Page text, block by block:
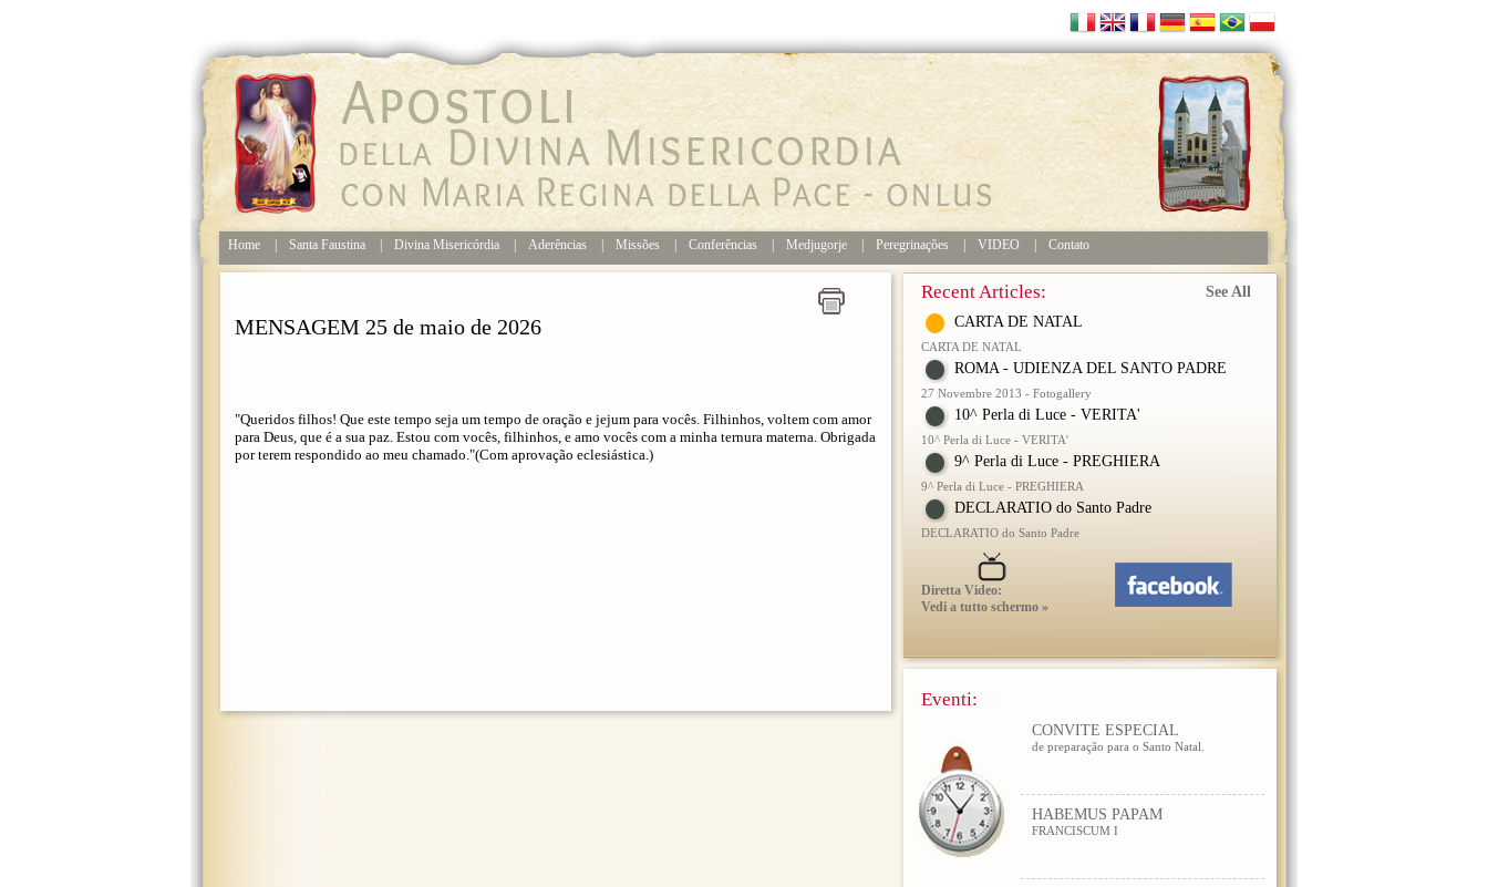
Home Santa Faustina Divina Misericórdia Aderências Missões Conferências Medjugorje Peregrinações VIDEO Contato
MENSAGEM 25 de maio de 2026
"Queridos filhos! Que este tempo seja um tempo de oração e jejum para vocês. Filhinhos, voltem com amor
para Deus, que é a sua paz. Estou com vocês, filhinhos, e amo vocês com a minha ternura materna. Obrigada
por terem respondido ao meu chamado."(Com aprovação eclesiástica.)
Recent Articles:
See All
CARTA DE NATAL
CARTA DE NATAL
ROMA - UDIENZA DEL SANTO PADRE
27 Novembre 2013 - Fotogallery
10^ Perla di Luce - VERITA'
10^ Perla di Luce - VERITA'
9^ Perla di Luce - PREGHIERA
9^ Perla di Luce - PREGHIERA
DECLARATIO do Santo Padre
DECLARATIO do Santo Padre
Diretta Video:
Vedi a tutto schermo »
Eventi:
CONVITE ESPECIAL
de preparação para o Santo Natal.
HABEMUS PAPAM
FRANCISCUM I